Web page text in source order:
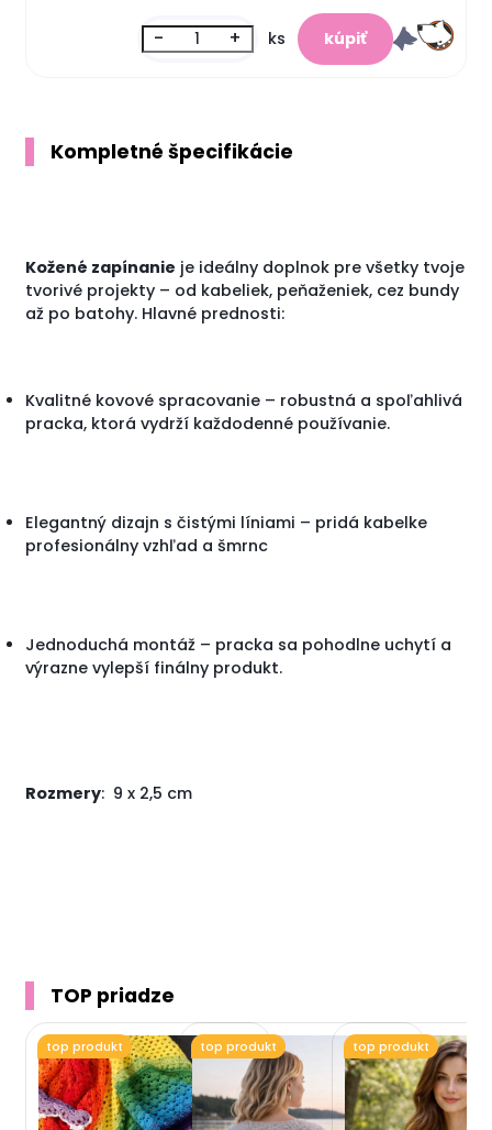
- + ks
Kompletné špecifikácie
Kožené zapínanie je ideálny doplnok pre všetky tvoje
tvorivé projekty – od kabeliek, peňaženiek, cez bundy
až po batohy. Hlavné prednosti:
Kvalitné kovové spracovanie – robustná a spoľahlivá
pracka, ktorá vydrží každodenné používanie.
Elegantný dizajn s čistými líniami – pridá kabelke
profesionálny vzhľad a šmrnc
Jednoduchá montáž – pracka sa pohodlne uchytí a
výrazne vylepší finálny produkt.
Rozmery: 9 x 2,5 cm
TOP priadze
top produkt top produkt top produkt